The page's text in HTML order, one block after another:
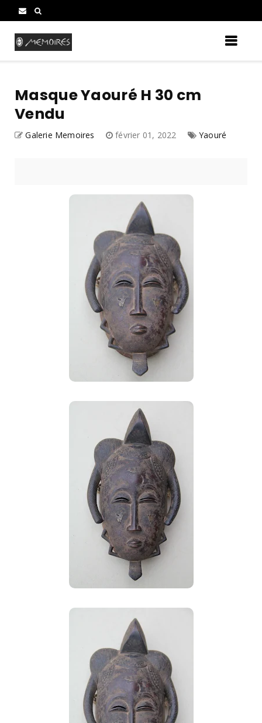
Masque Yaouré H 30 cm
Vendu
Galerie Memoires février 01, 2022 Yaouré